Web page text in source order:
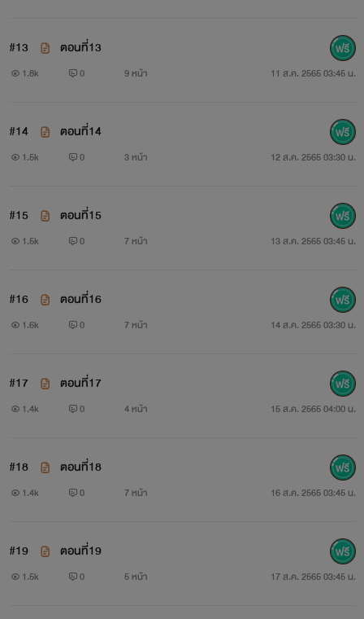
#13 ตอนที่13
1.8k 0 9 หน้า 11 ส.ค. 2565 03:45 น.
#14 ตอนที่14
1.5k 0 3 หน้า 12 ส.ค. 2565 03:30 น.
#15 ตอนที่15
1.5k 0 7 หน้า 13 ส.ค. 2565 03:45 น.
#16 ตอนที่16
1.6k 0 7 หน้า 14 ส.ค. 2565 03:30 น.
#17 ตอนที่17
1.4k 0 4 หน้า 15 ส.ค. 2565 04:00 น.
#18 ตอนที่18
1.4k 0 7 หน้า 16 ส.ค. 2565 03:45 น.
#19 ตอนที่19
1.5k 0 5 หน้า 17 ส.ค. 2565 03:45 น.